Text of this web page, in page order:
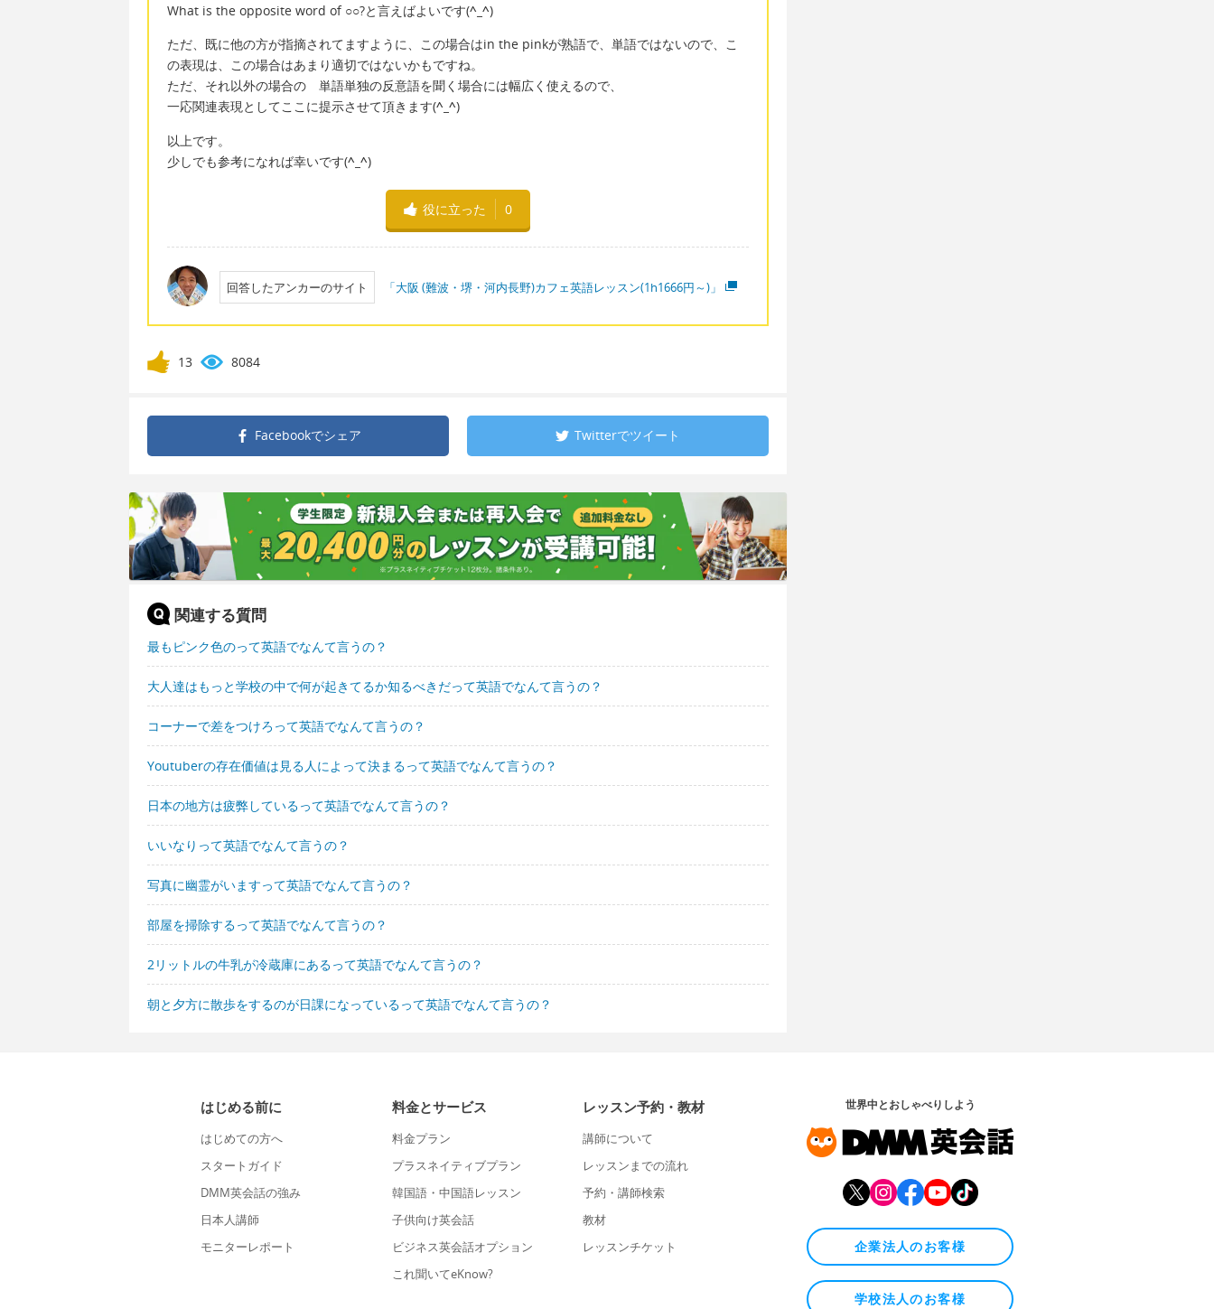
What is the opposite word of ○○?と言えばよいです(^_^)
ただ、既に他の方が指摘されてますように、この場合はin the pinkが熟語で、単語ではないので、こ
の表現は、この場合はあまり適切ではないかもですね。
ただ、それ以外の場合の 単語単独の反意語を聞く場合には幅広く使えるので、
一応関連表現としてここに提示させて頂きます(^_^)
以上です。
少しでも参考になれば幸いです(^_^)
役に立った 0
回答したアンカーのサイト 「大阪 (難波・堺・河内長野)カフェ英語レッスン(1h1666円～)」
13 8084
Facebookでシェア Twitterでツイート
関連する質問
最もピンク色のって英語でなんて言うの？
大人達はもっと学校の中で何が起きてるか知るべきだって英語でなんて言うの？
コーナーで差をつけろって英語でなんて言うの？
Youtuberの存在価値は見る人によって決まるって英語でなんて言うの？
日本の地方は疲弊しているって英語でなんて言うの？
いいなりって英語でなんて言うの？
写真に幽霊がいますって英語でなんて言うの？
部屋を掃除するって英語でなんて言うの？
2リットルの牛乳が冷蔵庫にあるって英語でなんて言うの？
朝と夕方に散歩をするのが日課になっているって英語でなんて言うの？
はじめる前に
はじめての方へ
スタートガイド
DMM英会話の強み
日本人講師
モニターレポート
料金とサービス
料金プラン
プラスネイティブプラン
韓国語・中国語レッスン
子供向け英会話
ビジネス英会話オプション
これ聞いてeKnow?
レッスン予約・教材
講師について
レッスンまでの流れ
予約・講師検索
教材
レッスンチケット
世界中とおしゃべりしよう
企業法人のお客様
学校法人のお客様